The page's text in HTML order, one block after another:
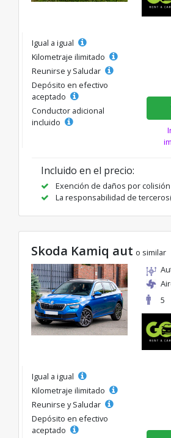
Igual a igual
Kilometraje ilimitado
Reunirse y Saludar
Depósito en efectivo
aceptado
Conductor adicional
incluido
Incluido en el precio:
Exención de daños por colisión
La responsabilidad de
Skoda Kamiq aut o similar
5
Igual a igual
Kilometraje ilimitado
Reunirse y Saludar
Depósito en efectivo
aceptado